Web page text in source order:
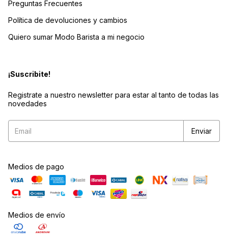
Preguntas Frecuentes
Política de devoluciones y cambios
Quiero sumar Modo Barista a mi negocio
¡Suscribite!
Registrate a nuestro newsletter para estar al tanto de todas las
novedades
Medios de pago
Medios de envío